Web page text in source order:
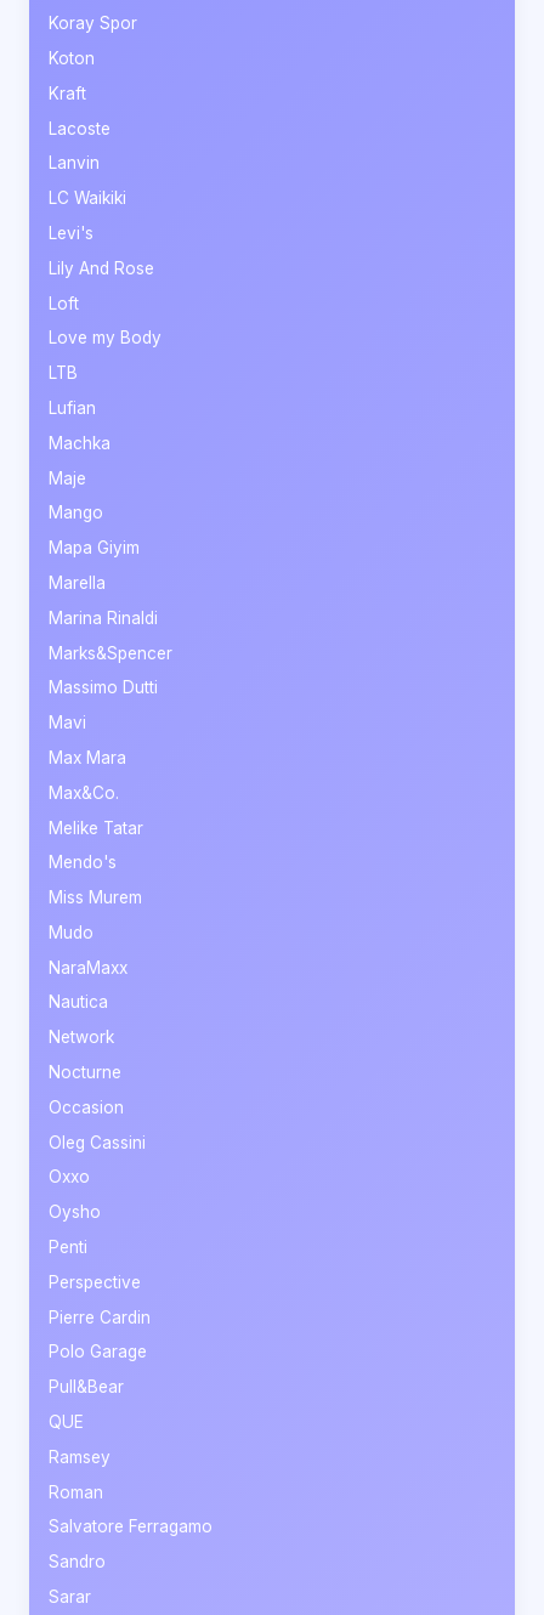
Koray Spor
Koton
Kraft
Lacoste
Lanvin
LC Waikiki
Levi's
Lily And Rose
Loft
Love my Body
LTB
Lufian
Machka
Maje
Mango
Mapa Giyim
Marella
Marina Rinaldi
Marks&Spencer
Massimo Dutti
Mavi
Max Mara
Max&Co.
Melike Tatar
Mendo's
Miss Murem
Mudo
NaraMaxx
Nautica
Network
Nocturne
Occasion
Oleg Cassini
Oxxo
Oysho
Penti
Perspective
Pierre Cardin
Polo Garage
Pull&Bear
QUE
Ramsey
Roman
Salvatore Ferragamo
Sandro
Sarar